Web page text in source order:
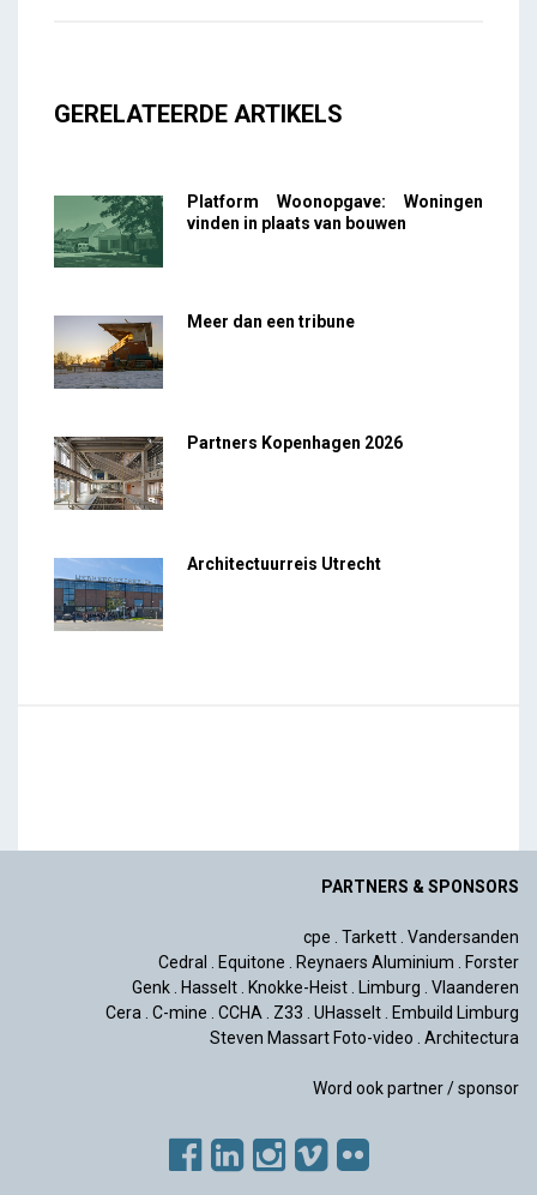
GERELATEERDE ARTIKELS
Platform Woonopgave: Woningen
vinden in plaats van bouwen
Meer dan een tribune
Partners Kopenhagen 2026
Architectuurreis Utrecht
PARTNERS & SPONSORS
cpe . Tarkett. Vandersanden
Cedral . Equitone . Reynaers Aluminium . Forster
Genk. Hasselt. Knokke-Heist. Limburg . Vlaanderen
Cera. C-mine . CCHA. Z33 . UHasselt. Embuild Limburg
Steven Massart Foto-video . Architectura
Word ook partner / sponsor